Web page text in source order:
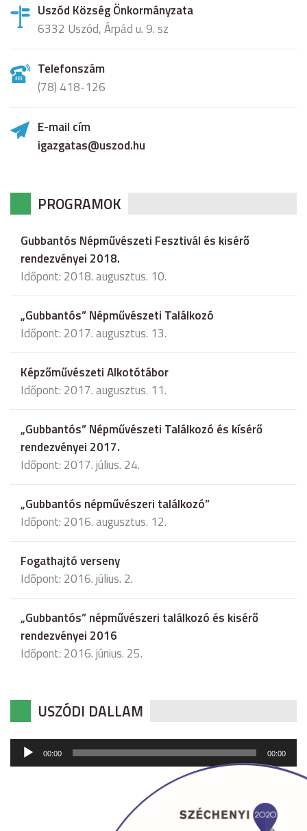
Uszód Község Önkormányzata
6332 Uszód, Árpád u. 9. sz
Telefonszám
(78) 418-126
E-mail cím
igazgatas@uszod.hu
PROGRAMOK
Gubbantós Népművészeti Fesztivál és kisérő
rendezvényei 2018.
Időpont: 2018. augusztus. 10.
„Gubbantós” Népművészeti Találkozó
Időpont: 2017. augusztus. 13.
Képzőművészeti Alkotótábor
Időpont: 2017. augusztus. 11.
„Gubbantós” Népművészeti Találkozó és kísérő
rendezvényei 2017.
Időpont: 2017. július. 24.
„Gubbantós népművészeri találkozó”
Időpont: 2016. augusztus. 12.
Fogathajtó verseny
Időpont: 2016. július. 2.
„Gubbantós” népművészeri találkozó és kisérő
rendezvényei 2016
Időpont: 2016. június. 25.
USZÓDI DALLAM
Audió
lejátszó
00:00 00:00